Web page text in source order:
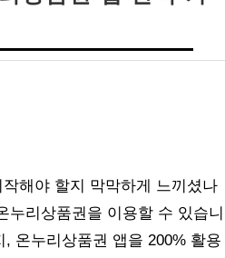
해야 할지 막막하게 느끼셨나
누리상품권을 이용할 수 있습니
온누리상품권 앱을 200% 활용